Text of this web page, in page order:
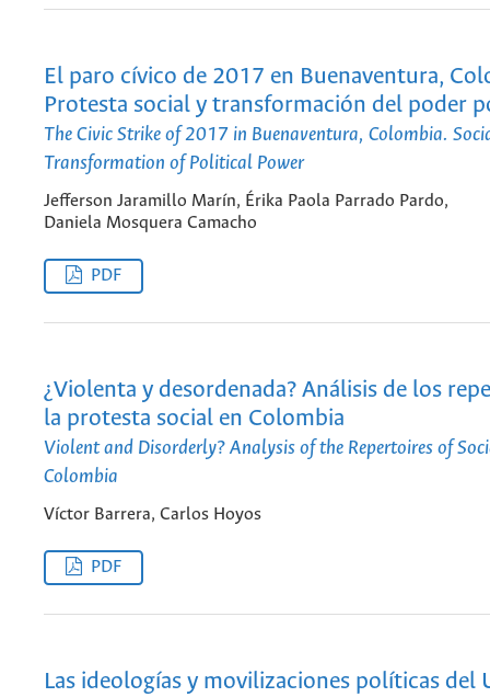
El paro cívico de 2017 en Buenaventura,
Protesta social y transformación del poder
The Civic Strike of 2017 in Buenaventura, Colombia.
Transformation of Political Power
Jefferson Jaramillo Marín, Érika Paola Parrado Pardo,
Daniela Mosquera Camacho
PDF
¿Violenta y desordenada? Análisis de los
la protesta social en Colombia
Violent and Disorderly? Analysis of the Repertoires of
Colombia
Víctor Barrera, Carlos Hoyos
PDF
Las ideologías y movilizaciones políticas del